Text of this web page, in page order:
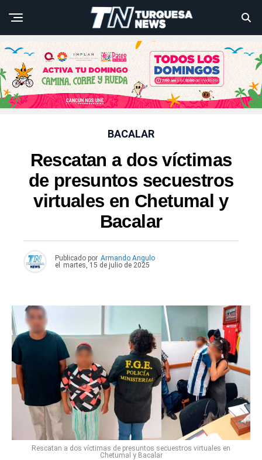
BACALAR
Rescatan a dos víctimas
de presuntos secuestros
virtuales en Chetumal y
Bacalar
Publicado por Armando Angulo
el
martes, 15 de julio de 2025
Rescatan a dos víctimas de presuntos secuestros virtuales en
Chetumal y Bacalar